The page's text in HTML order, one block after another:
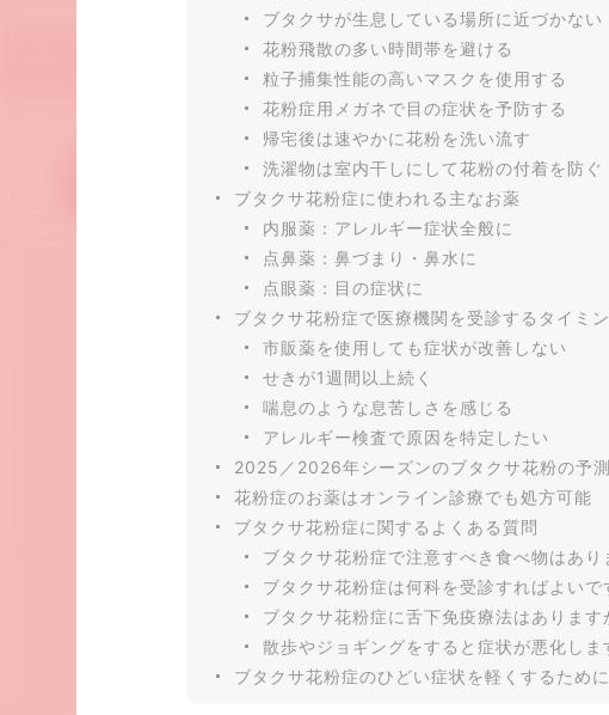
ブタクサが生息している場所に近づかない
花粉飛散の多い時間帯を避ける
粒子捕集性能の高いマスクを使用する
花粉症用メガネで目の症状を予防する
帰宅後は速やかに花粉を洗い流す
洗濯物は室内干しにして花粉の付着を防ぐ
ブタクサ花粉症に使われる主なお薬
内服薬：アレルギー症状全般に
点鼻薬：鼻づまり・鼻水に
点眼薬：目の症状に
ブタクサ花粉症で医療機関を受診するタイミ
市販薬を使用しても症状が改善しない
せきが1週間以上続く
喘息のような息苦しさを感じる
アレルギー検査で原因を特定したい
2025／2026年シーズンのブタクサ花粉の予測
花粉症のお薬はオンライン診療でも処方可能
ブタクサ花粉症に関するよくある質問
ブタクサ花粉症で注意すべき食べ物はあり
ブタクサ花粉症は何科を受診すればよいで
ブタクサ花粉症に舌下免疫療法はあります
散歩やジョギングをすると症状が悪化し
ブタクサ花粉症のひどい症状を軽くするため